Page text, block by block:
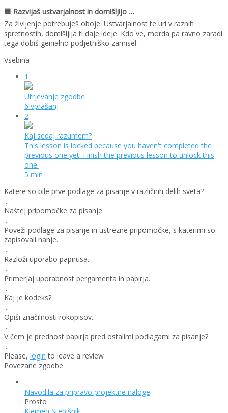
🟦 Razvijaš ustvarjalnost in domišljijo …
Za življenje potrebuješ oboje. Ustvarjalnost te uri v raznih
spretnostih, domišljija ti daje ideje. Kdo ve, morda pa ravno zaradi
tega dobiš genialno podjetniško zamisel.
Vsebina
1
Utrjevanje zgodbe
6 vprašanj
2
Kaj sedaj razumem?
This lesson is locked because you haven't completed the
previous one yet. Finish the previous lesson to unlock this
one.
5 min
Katere so bile prve podlage za pisanje v različnih delih sveta?
...
Naštej pripomočke za pisanje.
...
Poveži podlage za pisanje in ustrezne pripomočke, s katerimi so
zapisovali nanje.
...
Razloži uporabo papirusa.
...
Primerjaj uporabnost pergamenta in papirja.
...
Kaj je kodeks?
...
Opiši značilnosti rokopisov.
...
V čem je prednost papirja pred ostalimi podlagami za pisanje?
...
Please, login to leave a review
Povezane zgodbe
Navodila za pripravo projektne naloge
Prosto